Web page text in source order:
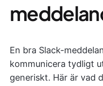
En bra Slack-
kommunicera tydligt
generiskt. Här är vad